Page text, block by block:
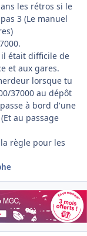
les rétros si le
3 (Le manuel
il était difficile de
et aux gares.
lorsque tu
37000 au dépôt
à bord d'une
au passage
règle pour les